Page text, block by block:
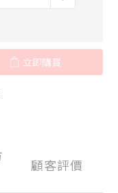
立即購買
顧客評價